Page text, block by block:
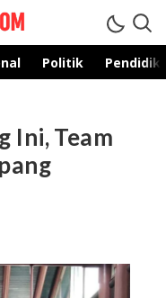
Politik
Ini, Team